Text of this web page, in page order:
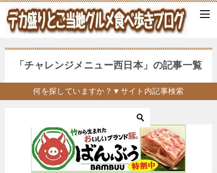
「チャレンジメニュー西日本」の記事一覧
何を探していますか？▼サイト内記事検索